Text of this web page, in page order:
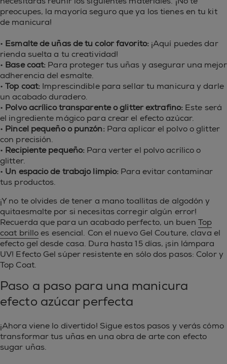
preocupes, la mayoría seguro que ya los tienes en tu kit
de manicura!
• Esmalte de uñas de tu color favorito:¡Aquí puedes dar
rienda suelta a tu creatividad!
• Base coat: Para proteger tus uñas y asegurar una mejor
adherencia del esmalte.
•Top coat: Imprescindible para sellar tu manicura y darle
un acabado duradero.
• Polvo acrílico transparente o glitter extrafino: Este será
el ingrediente mágico para crear el efecto azúcar.
• Pincel pequeño o punzón: Para aplicar el polvo o glitter
con precisión.
• Recipiente pequeño: Para verter el polvo acrílico o
glitter.
• Un espacio de trabajo limpio: Para evitar contaminar
tus productos.
¡Y no te olvides de tener a mano toallitas de algodón y
quitaesmalte por si necesitas corregir algún error!
Recuerda que para un acabado perfecto, un buen Top
coat brilloes esencial. Con el nuevo Gel Couture, clava el
efecto gel desde casa. Dura hasta 15 días, ¡sin lámpara
UV! Efecto Gel súper resistente en sólo dos pasos: Color y
Top Coat.
Paso a paso para una manicura
efecto azúcar perfecta
¡Ahora viene lo divertido! Sigue estos pasos y verás cómo
transformar tus uñas en una obra de arte con efecto
sugar uñas.